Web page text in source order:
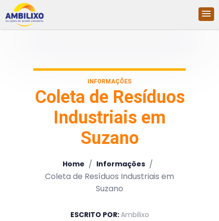
INFORMAÇÕES
Coleta de Resíduos
Industriais em
Suzano
Home / Informações /
Coleta de Resíduos Industriais em
Suzano
ESCRITO POR:Ambilixo